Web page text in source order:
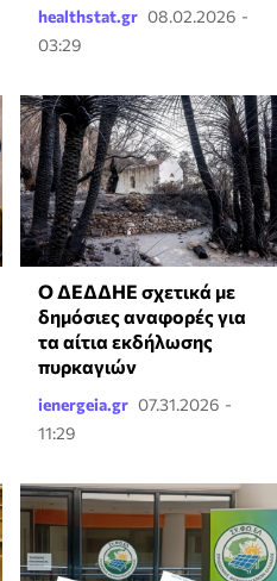
healthstat.gr 08.02.2026 -
03:29
Ο ΔΕΔΔΗΕ σχετικά με
δημόσιες αναφορές για
τα αίτια εκδήλωσης
πυρκαγιών
ienergeia.gr 07.31.2026 -
11:29